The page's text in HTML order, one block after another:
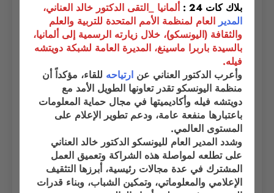
بلاك كات 24 :
ألمانيا _التقى الدكتور خالد العناني،
المدير العام لمنظمة الأمم المتحدة للتربية والعلم
والثقافة (اليونسكو)، خلال زيارته الرسمية إلى ألمانيا،
بالسيدة باربرا ماسينغ، المديرة العامة لشبكة دويتشه
فيله.
وأعرب الدكتور العناني عن ارتياحه للقاء، مؤكداً أن
منظمة اليونسكو تقدر تعاونها الطويل الأمد مع
دويتشه فيله وأكاديميتها في مجال حماية المعلومات
باعتبارها منفعة عامة، ودعم تطوير الإعلام على
المستوى العالمي.
وشدد المدير العام لليونسكو الدكتور خالد العناني
على تطلعه لمواصلة هذه الشراكة وتعميق العمل
المشترك في عدة مجالات رئيسية، أبرزها التثقيف
الإعلامي والمعلوماتي، وتمكين الشباب، وبناء قدرات